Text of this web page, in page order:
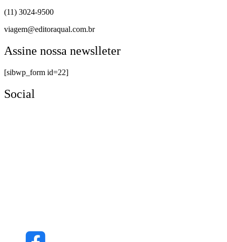
(11) 3024-9500
viagem@editoraqual.com.br
Assine nossa newslleter
[sibwp_form id=22]
Social